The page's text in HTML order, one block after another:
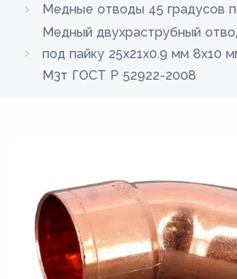
Медные отводы 45 градусов
Медный двухраструбный
под пайку 25х21х0.9 мм 8х10
М3т ГОСТ Р 52922-2008